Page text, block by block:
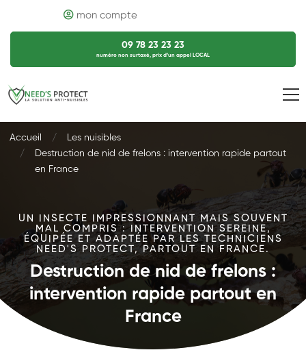
mon compte
09 78 23 23 23
numéro non surtaxé, prix d’un appel LOCAL
Accueil
Les nuisibles
Destruction de nid de frelons : intervention rapide partout
en France
UN INSECTE IMPRESSIONNANT MAIS SOUVENT
MAL COMPRIS : INTERVENTION SEREINE,
ÉQUIPÉE ET ADAPTÉE PAR LES TECHNICIENS
NEED'S PROTECT, PARTOUT EN FRANCE.
Destruction de nid de frelons :
intervention rapide partout en
France